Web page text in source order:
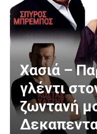
Χασιά –
γλέντι
ζωντανή